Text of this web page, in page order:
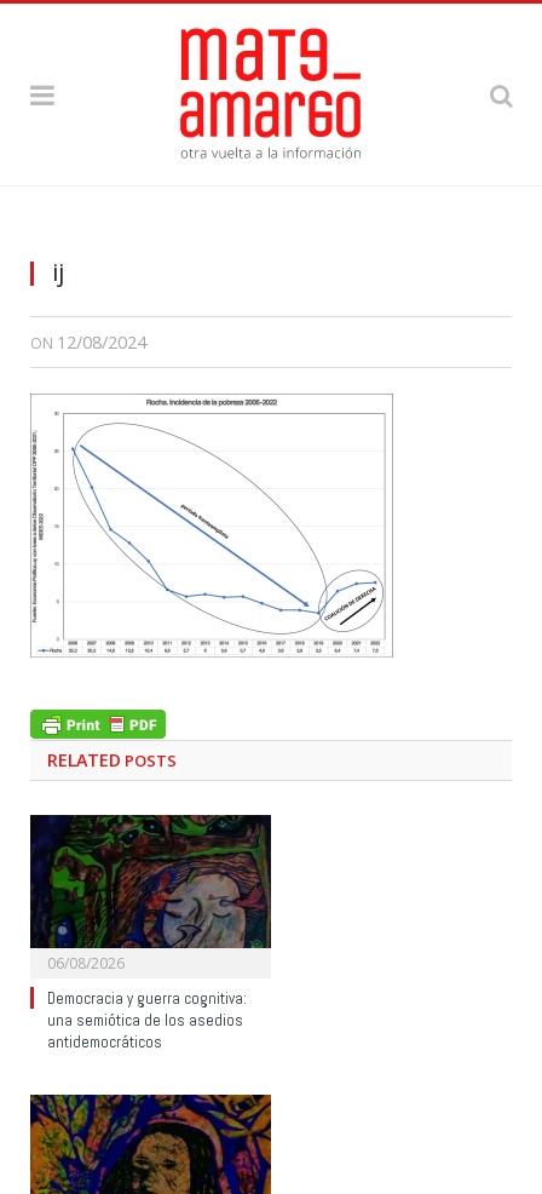
ij
ON 12/08/2024
RELATED POSTS
06/08/2026
Democracia y guerra cognitiva:
una semiótica de los asedios
antidemocráticos